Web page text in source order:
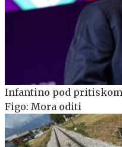
Infantino pod
Figo: Mora oditi